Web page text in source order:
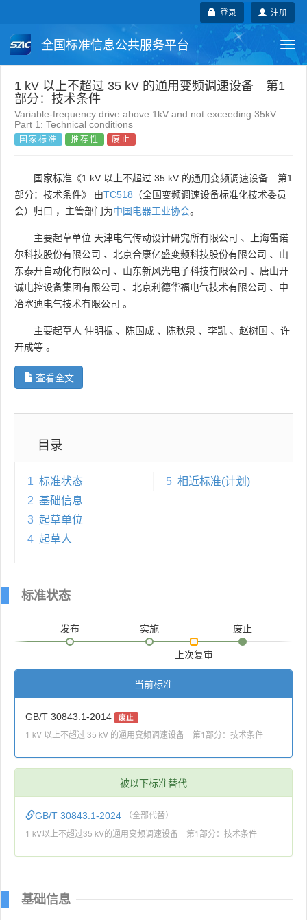
注册
登录
全国标准信息公共服务平台
国家标准 行业标准 地方标准
团体标准 企业标准 国际标准
1 kV 以上不超过 35 kV 的通用变频调速设备 第1
部分：技术条件
Variable-frequency drive above 1kV and not exceeding 35kV—
Part 1: Technical conditions
国家标准 推荐性 废止
国家标准《1 kV 以上不超过 35 kV 的通用变频调速设备 第1
部分：技术条件》 由TC518 （全国变频调速设备标准化技术委员
会）归口 ，主管部门为中国电器工业协会。
主要起草单位 天津电气传动设计研究所有限公司 、
上海雷诺
尔科技股份有限公司 、 北京合康亿盛变频科技股份有限公司 、 山
东泰开自动化有限公司 、 山东新风光电子科技有限公司 、 唐山开
诚电控设备集团有限公司 、 北京利德华福电气技术有限公司 、 中
冶塞迪电气技术有限公司 。
主要起草人 仲明振 、 陈国成 、 陈秋泉 、 李凯 、 赵树国 、 许
开成等 。
查看全文
目录
1 标准状态
2 基础信息
3 起草单位
4 起草人
5 相近标准(计划)
标准状态
发布 实施
上次复审
废止
当前标准
GB/T 30843.1-2014 废止
1 kV 以上不超过 35 kV 的通用变频调速设备 第1部分：技术条件
被以下标准替代
GB/T 30843.1-2024 （全部代替）
1 kV以上不超过35 kV的通用变频调速设备 第1部分：技术条件
基础信息